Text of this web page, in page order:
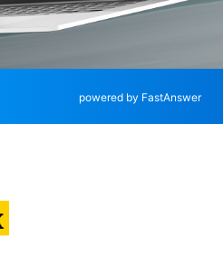
powered by FastAnswer